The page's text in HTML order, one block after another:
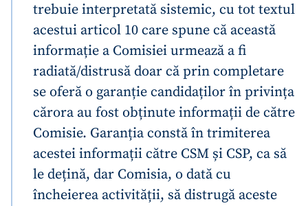
trebuie interpretată sistemic, cu tot textul
acestui articol 10 care spune că această
informație a Comisiei urmează a fi
radiată/distrusă doar că prin completare
se oferă o garanție candidaților în privința
cărora au fost obținute informații de către
Comisie. Garanția constă în trimiterea
acestei informații către CSM și CSP, ca să
le dețină, dar Comisia, o dată cu
încheierea activității, să distrugă aceste